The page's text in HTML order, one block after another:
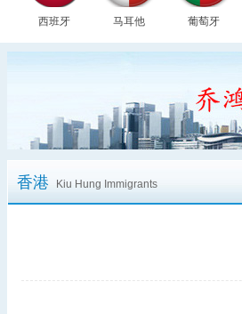
西班牙 马耳他 葡萄牙
香港 Kiu Hung Immigrants